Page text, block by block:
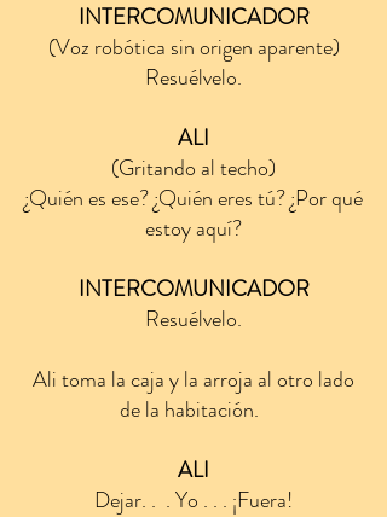
INTERCOMUNICADOR
(Voz robótica sin origen aparente)
Resuélvelo.
ALI
(Gritando al techo)
¿Quién es ese? ¿Quién eres tú? ¿Por qué
estoy aquí?
INTERCOMUNICADOR
Resuélvelo.
Ali toma la caja y la arroja al otro lado
de la habitación.
ALI
Dejar. . . Yo . . . ¡Fuera!